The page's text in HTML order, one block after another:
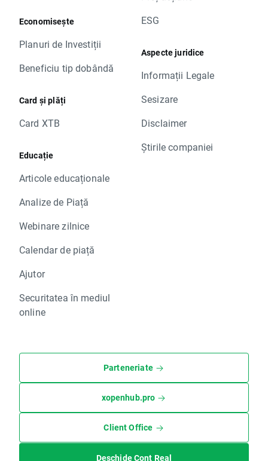
Economisește
Planuri de Investiții
Beneficiu tip dobândă
Card și plăți
Card XTB
Educație
Articole educaționale
Analize de Piață
Webinare zilnice
Calendar de piață
Ajutor
Securitatea în mediul
online
ESG
Aspecte juridice
Informații Legale
Sesizare
Disclaimer
Știrile companiei
Parteneriate
xopenhub.pro
Client Office
Deschide Cont Real